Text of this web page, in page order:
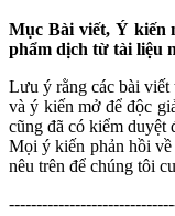
Mục Bài viết, Ý kiến
phẩm dịch từ tài liệu
Lưu ý rằng các bài viết
và ý kiến mở để độc
cũng đã có kiểm duyệt
Mọi ý kiến phản hồi
nêu trên để chúng tôi